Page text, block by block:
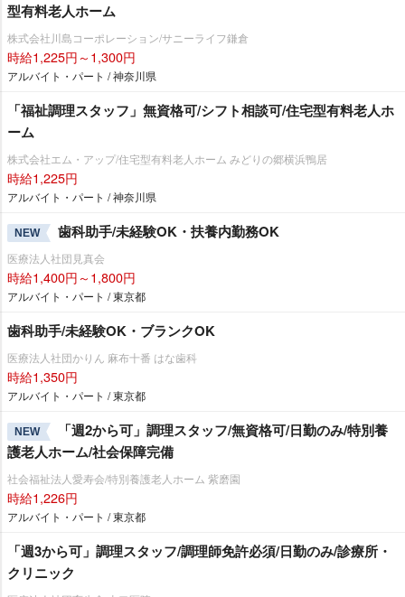
型有料老人ホーム
株式会社川島コーポレーション/サニーライフ鎌倉
時給1,225円～1,300円
アルバイト・パート / 神奈川県
「福祉調理スタッフ」無資格可/シフト相談可/住宅型有料老人ホ
ーム
株式会社エム・アップ/住宅型有料老人ホーム みどりの郷横浜鴨居
時給1,225円
アルバイト・パート / 神奈川県
NEW 歯科助手/未経験OK・扶養内勤務OK
医療法人社団見真会
時給1,400円～1,800円
アルバイト・パート / 東京都
歯科助手/未経験OK・ブランクOK
医療法人社団かりん 麻布十番 はな歯科
時給1,350円
アルバイト・パート / 東京都
NEW
「週2から可」調理スタッフ/無資格可/日勤のみ/特別養
護老人ホーム/社会保障完備
社会福祉法人愛寿会/特別養護老人ホーム 紫磨園
時給1,226円
アルバイト・パート / 東京都
「週3から可」調理スタッフ/調理師免許必須/日勤のみ/診療所・
クリニック